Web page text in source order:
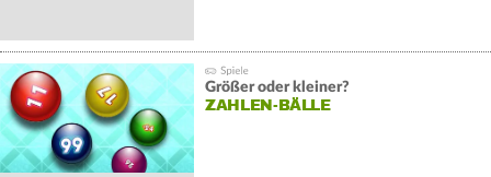
Größer oder kleiner?
ZAHLEN-BÄLLE